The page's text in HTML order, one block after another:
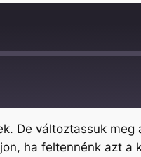
De változtassuk meg
ha feltennénk azt a